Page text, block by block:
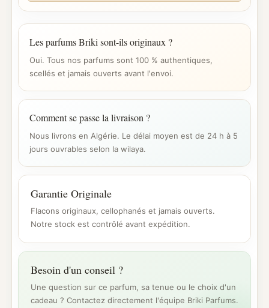
Les parfums Briki sont-ils originaux ?
Oui. Tous nos parfums sont 100 % authentiques,
scellés et jamais ouverts avant l'envoi.
Comment se passe la livraison ?
Nous livrons en Algérie. Le délai moyen est de 24 h à 5
jours ouvrables selon la wilaya.
Garantie Originale
Flacons originaux, cellophanés et jamais ouverts.
Notre stock est contrôlé avant expédition.
Besoin d'un conseil ?
Une question sur ce parfum, sa tenue ou le choix d'un
cadeau ? Contactez directement l'équipe Briki Parfums.